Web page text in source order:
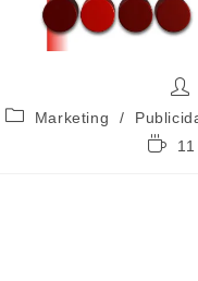
Marketing
/